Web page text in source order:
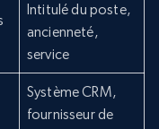
Intitulé du poste,
ancienneté,
service
Système CRM,
fournisseur de